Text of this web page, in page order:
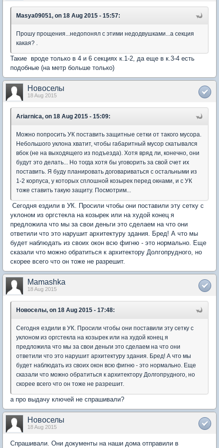
Masya09051, on 18 Aug 2015 - 15:57:
Прошу прощения...недопонял с этими недодвушками...а секция
какая? .
Такие вроде только в 4 и 6 секциях к.1-2, да еще в к.3-4 есть
подобные (на метр больше только)
Новоселы
18 Aug 2015
Ariarnica, on 18 Aug 2015 - 15:09:
Можно попросить УК поставить защитные сетки от такого мусора.
Небольшого уклона хватит, чтобы габаритный мусор скатывался
вбок (не на выходящего из подъезда). Хотя вряд ли, конечно, они
будут это делать... Но тогда хотя бы уговорить за свой счет их
поставить. Я буду планировать договариваться с остальными из
1-2 корпуса, у которых сплошной козырек перед окнами, и с УК
тоже ставить такую защиту. Посмотрим...
Сегодня ездили в УК. Просили чтобы они поставили эту сетку с
уклоном из оргстекла на козырек или на худой конец я
предложила что мы за свои деньги это сделаем на что они
ответили что это нарушит архитектуру здания. Бред! А что мы
будет наблюдать из своих окон всю фигню - это нормально. Еще
сказали что можно обратиться к архитектору Долгопрудного, но
скорее всего что он тоже не разрешит.
Mamashka
18 Aug 2015
Новоселы, on 18 Aug 2015 - 17:48:
Сегодня ездили в УК. Просили чтобы они поставили эту сетку с
уклоном из оргстекла на козырек или на худой конец я
предложила что мы за свои деньги это сделаем на что они
ответили что это нарушит архитектуру здания. Бред! А что мы
будет наблюдать из своих окон всю фигню - это нормально. Еще
сказали что можно обратиться к архитектору Долгопрудного, но
скорее всего что он тоже не разрешит.
а про выдачу ключей не спрашивали?
Новоселы
18 Aug 2015
Спрашивали. Они документы на наши дома отправили в